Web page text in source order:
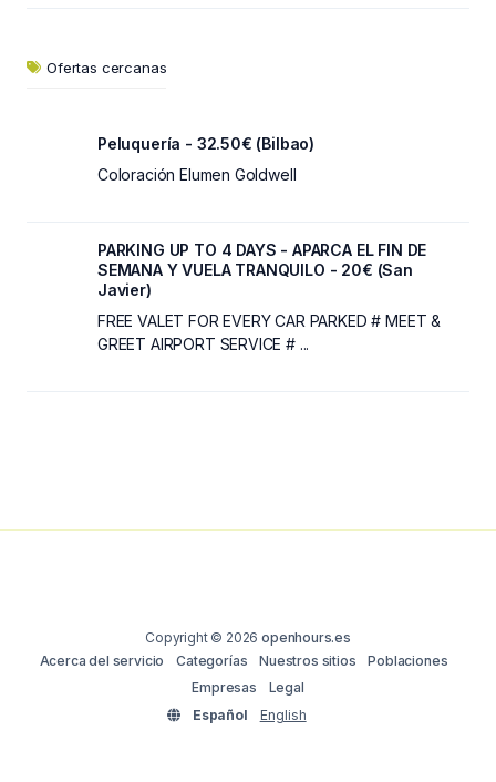
Ofertas cercanas
Peluquería - 32.50€ (Bilbao)
Coloración Elumen Goldwell
PARKING UP TO 4 DAYS - APARCA EL FIN DE
SEMANA Y VUELA TRANQUILO - 20€ (San
Javier)
FREE VALET FOR EVERY CAR PARKED # MEET &
GREET AIRPORT SERVICE # ...
Copyright © 2026openhours.es
Acerca del servicio
Categorías Nuestros sitios
Poblaciones
Empresas
Legal
Español
English